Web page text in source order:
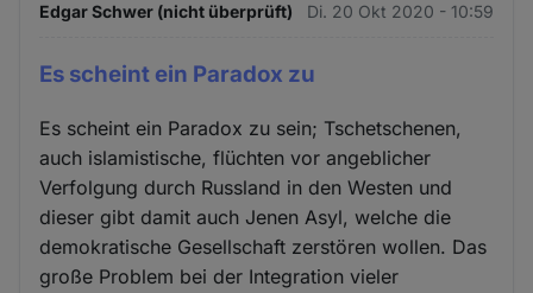
Edgar Schwer (nicht überprüft) Di. 20 Okt 2020 - 10:59
Es scheint ein Paradox zu
Es scheint ein Paradox zu sein; Tschetschenen,
auch islamistische, flüchten vor angeblicher
Verfolgung durch Russland in den Westen und
dieser gibt damit auch Jenen Asyl, welche die
demokratische Gesellschaft zerstören wollen. Das
große Problem bei der Integration vieler